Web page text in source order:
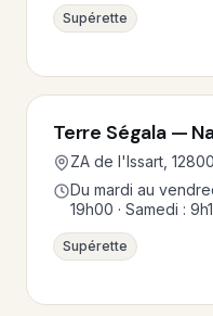
Supérette
Terre Ségala —
ZA de l'Issart,
Du mardi au
19h00 · Samedi :
Supérette